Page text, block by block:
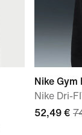
Nike Gym
Nike Dri-
52,49 €